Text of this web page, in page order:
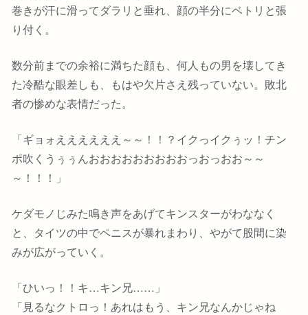
巻きが汗に滑ってダラリと垂れ、顔の半分にベトリと張
り付く。
数分前までの余裕に満ちた顔も、何人もの男を壊してき
た冷酷な眼差しも、もはや欠片さえ残っていない。敗北
者の惨めな表情だった。
「ギョォええええええ～～！！？イクっイクぅッ！チン
ポ吹くうぅぅんおおおおおおおおおっおっおお～～
～！！！」
ケダモノじみた鳴き声をあげてキンスターがわななく
と、タイツの中でペニスが暴れまわり、やがて股間に染
みが広がっていく。
「ひいっ！！キ…キン兄……」
「見るなクトロっ！あれはもう、キン兄なんかじゃね